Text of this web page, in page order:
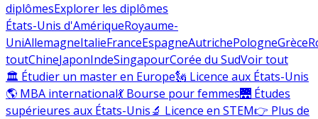
diplômesExplorer les diplômes
États-Unis d'AmériqueRoyaume-
UniAllemagneItalieFranceEspagneAutrichePologneGrèce
toutChineJaponIndeSingapourCorée du SudVoir tout
🏛 Étudier un master en Europe🗽 Licence aux États-Unis
🌎 MBA international💃 Bourse pour femmes🌉 Études
supérieures aux États-Unis🔬 Licence en STEM👉 Plus de